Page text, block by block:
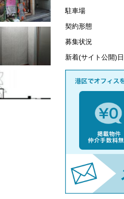
駐車場
契約形態
募集状況
新着(サイト公開)日